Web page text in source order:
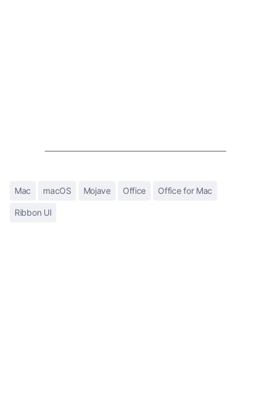
Mac macOS Mojave Office Office for Mac
Ribbon UI